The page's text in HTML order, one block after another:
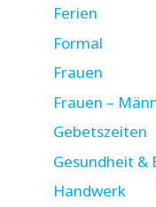
Ferien
Formal
Frauen
Frauen –
Gebetszeiten
Gesundheit &
Handwerk